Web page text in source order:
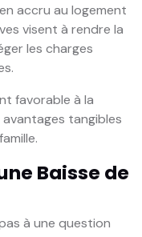
accru au logement
visent à rendre la
les charges
favorable à la
tangibles
Baisse de
à une question